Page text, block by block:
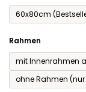
60x80cm
Rahmen
mit Innenrahmen
ohne Rahmen